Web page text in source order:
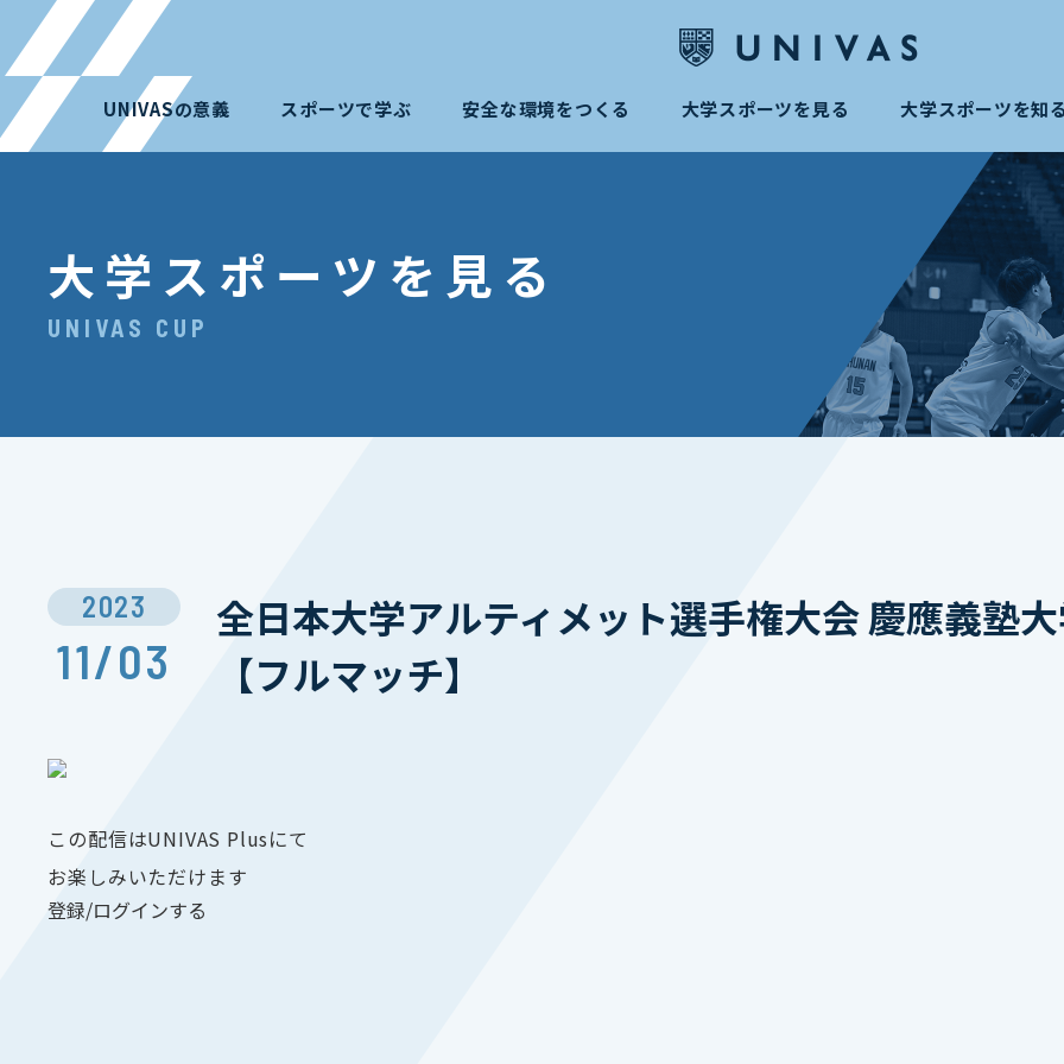
UNIVASの意義 スポーツで学ぶ 安全な環境をつくる 大学スポーツを見る 大学スポーツを知
大学スポーツを見る
UNIVAS CUP
2023
11/03
全日本大学アルティメット選手権大会 慶應義塾
【フルマッチ】
この配信はUNIVAS Plusにて
お楽しみいただけます
登録/ログインする